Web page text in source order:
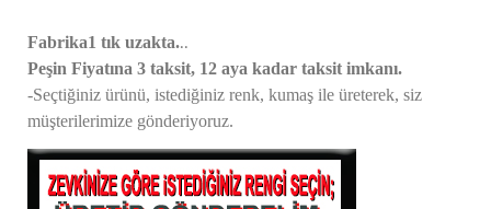
Fabrika1 tık uzakta...
Peşin Fiyatına 3 taksit, 12 aya kadar taksit imkanı.
-Seçtiğiniz ürünü, istediğiniz renk, kumaş ile üreterek, siz
müşterilerimize gönderiyoruz.